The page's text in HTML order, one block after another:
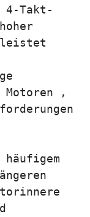
4-Takt-
Motoren ,
häufigem